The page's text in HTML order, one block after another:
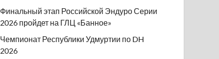
Финальный этап Российской Эндуро Серии
2026 пройдет на ГЛЦ «Банное»
Чемпионат Республики Удмуртии по DH
2026